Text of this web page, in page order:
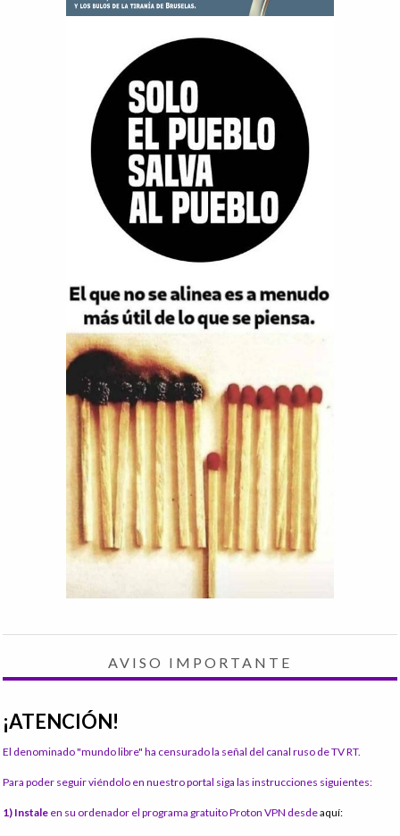
AVISO IMPORTANTE
¡ATENCIÓN!
El denominado "mundo libre" ha censurado la señal del canal ruso de TV RT.
Para poder seguir viéndolo en nuestro portal siga las instrucciones siguientes:
1) Instale en su ordenador el programa gratuito Proton VPN desdeaquí: